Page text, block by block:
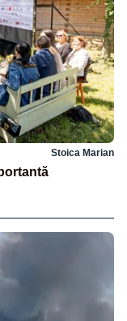
Stoica Marian